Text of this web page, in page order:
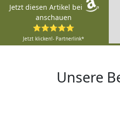
Jetzt diesen Artikel bei
anschauen
⭐⭐⭐⭐⭐
Jetzt klicken!- Partnerlink*
Unsere